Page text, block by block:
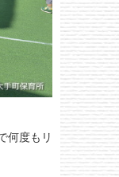
何度もリ